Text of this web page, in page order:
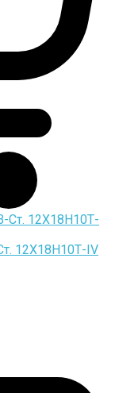
12Х18Н10Т-IV